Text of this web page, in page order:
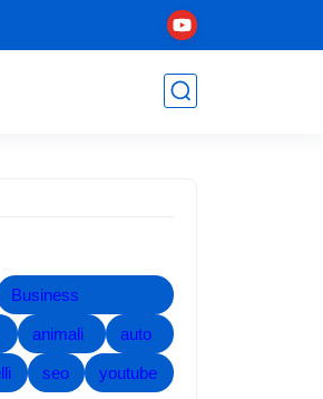
Business
animali auto
seo youtube